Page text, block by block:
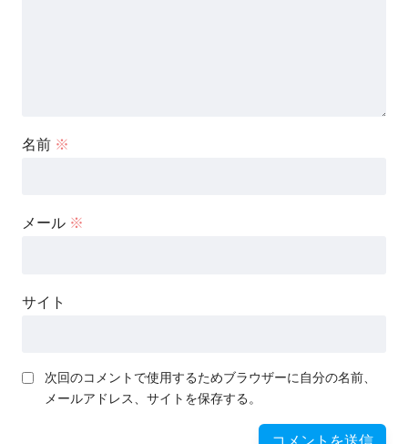
名前 ※
メール ※
サイト
次回のコメントで使用するためブラウザーに自分の名前、
メールアドレス、サイトを保存する。